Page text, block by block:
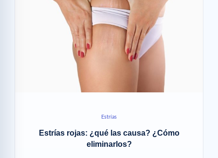
Estrías
Estrías rojas: ¿qué las causa? ¿Cómo
eliminarlos?